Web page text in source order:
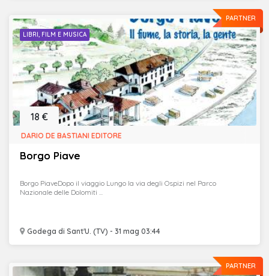
PARTNER
LIBRI, FILM E MUSICA
Borgo Piave
Godega di Sant'U. (TV) - 31 mag 03:44
18 €
DARIO DE BASTIANI EDITORE
Borgo PiaveDopo il viaggio Lungo la via degli Ospizi nel Parco
Nazionale delle Dolomiti ...
PARTNER